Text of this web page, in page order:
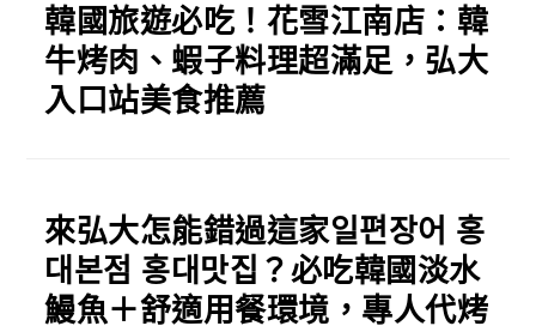
韓國旅遊必吃！花雪江南店：韓
牛烤肉、蝦子料理超滿足，弘大
入口站美食推薦
來弘大怎能錯過這家일편장어 홍
대본점 홍대맛집？必吃韓國淡水
鰻魚＋舒適用餐環境，專人代烤